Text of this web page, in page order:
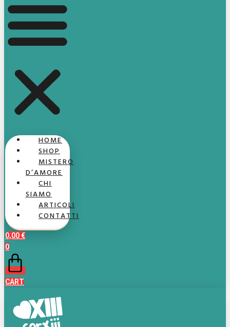
HOME
SHOP
MISTERO
D’AMORE
CHI
SIAMO
ARTICOLI
CONTATTI
0,00€
0
CART